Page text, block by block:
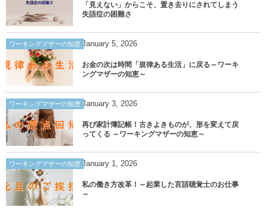
「見えない」からこそ、置き去りにされてしまう
失語症の困難さ
ワーキングマザーの知恵 January 5, 2026
お金の次は時間「規律ある生活」に戻る～ワーキ
ングマザーの知恵～
ワーキングマザーの知恵 January 3, 2026
再び家計簿記帳！古きよきものが、形を変えて戻
ってくる ～ワーキングマザーの知恵～
ワーキングマザーの知恵 January 1, 2026
私の働き方改革！～起業した言語聴覚士のお仕事
～